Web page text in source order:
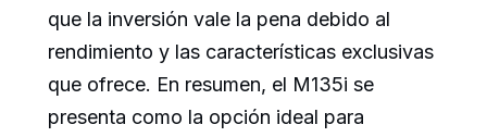
que la inversión vale la pena debido al
rendimiento y las características exclusivas
que ofrece. En resumen, el M135i se
presenta como la opción ideal para